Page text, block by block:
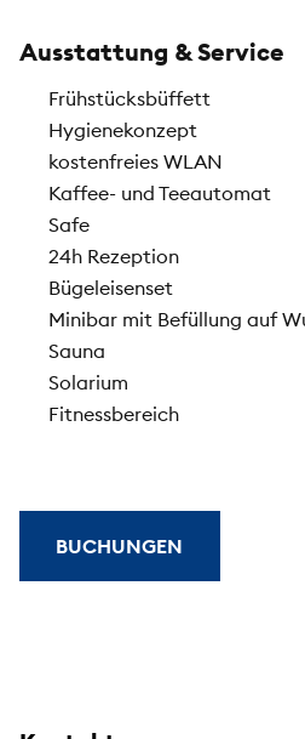
Ausstattung & Service
Frühstücksbüffett
Hygienekonzept
kostenfreies WLAN
Kaffee- und Teeautomat
Safe
24h Rezeption
Bügeleisenset
Minibar mit Befüllung auf
Sauna
Solarium
Fitnessbereich
BUCHUNGEN